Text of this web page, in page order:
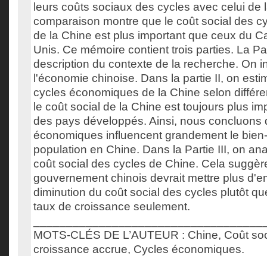
leurs coûts sociaux des cycles avec celui de
comparaison montre que le coût social des
de la Chine est plus important que ceux du
Unis. Ce mémoire contient trois parties. La
description du contexte de la recherche. On
l'économie chinoise. Dans la partie II, on
cycles économiques de la Chine selon
le coût social de la Chine est toujours plus
des pays développés. Ainsi, nous concluons
économiques influencent grandement le
population en Chine. Dans la Partie III, on
coût social des cycles de Chine. Cela
gouvernement chinois devrait mettre plus
diminution du coût social des cycles plutôt
taux de croissance seulement.
MOTS-CLÉS DE L’AUTEUR : Chine, Coût
croissance accrue, Cycles économiques.